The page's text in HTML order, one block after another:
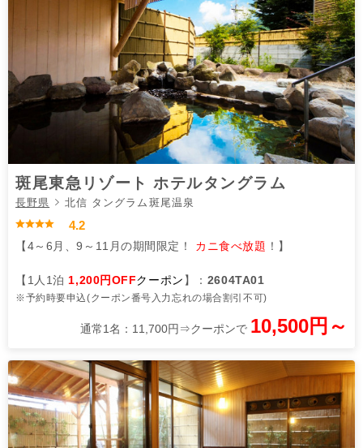
斑尾東急リゾート ホテルタングラム
長野県 北信 タングラム斑尾温泉
4.2
【4～6月、9～11月の期間限定！ カニ食べ放題 ！】
【1人1泊 1,200円OFFクーポン 】： 2604TA01
※予約時要申込(クーポン番号入力忘れの場合割引不可)
通常1名：11,700円⇒クーポンで 10,500円～